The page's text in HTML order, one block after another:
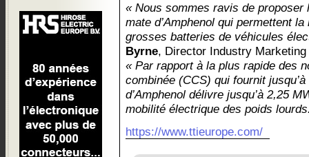
« Nous sommes ravis de
mate d’Amphenol qui permettent
grosses batteries de véhicules
Byrne, Director Industry
« Par rapport à la plus rapide des
combinée (CCS) qui fournit
d’Amphenol délivre jusqu’à 2,25
mobilité électrique des poids
https://www.ttieurope.com/